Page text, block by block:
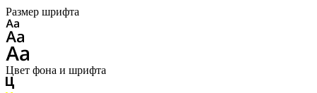
Размер шрифта
Цвет фона и шрифта